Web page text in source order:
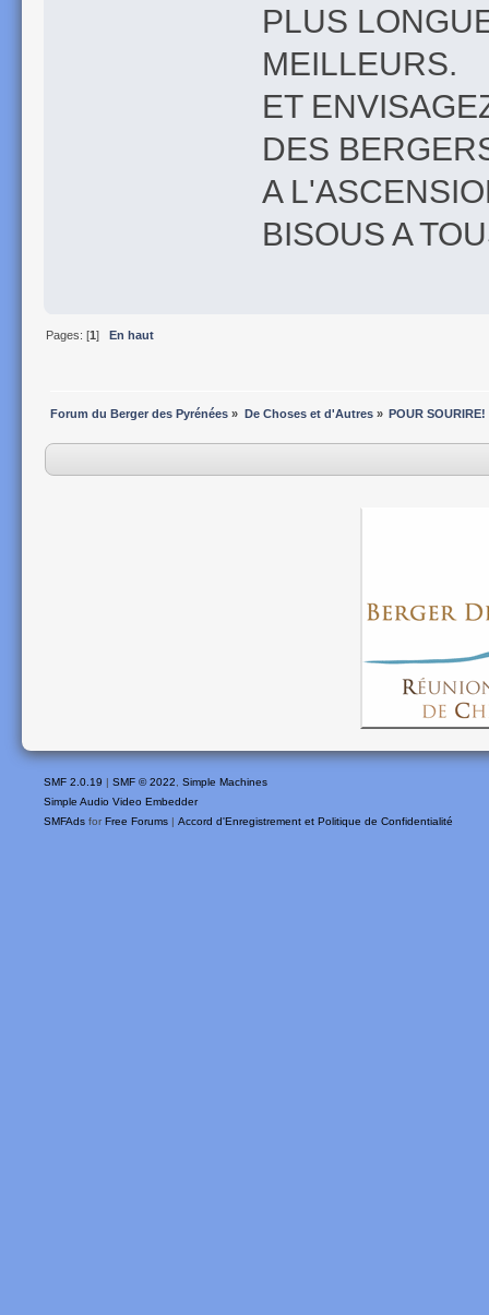
PLUS
MEILLEURS.
ET
DES
A
BISOUS A
Pages: [1]En haut
Forum du Berger des Pyrénées » De Choses et d'Autres» POUR SOURIRE!
SMF 2.0.19 | SMF © 2022
Simple Machines
Simple Audio Video Embedder
SMFAds for Free Forums | Accord d'Enregistrement et Politique de Confidentialité